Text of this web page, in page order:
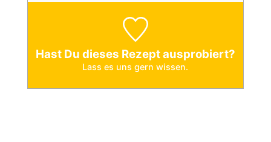
Hast Du dieses Rezept ausprobiert?
Lass es uns gernwissen.